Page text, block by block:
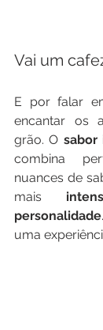
Vai um
E por falar
encantar os
grão. O sabor
combina
nuances de
mais
personalidade
uma